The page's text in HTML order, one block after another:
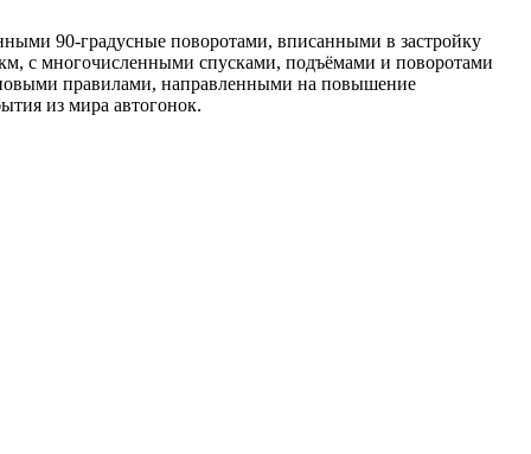
90-градусные поворотами, вписанными в застройку
с многочисленными спусками, подъёмами и поворотами
новыми правилами, направленными на повышение
из мира автогонок.